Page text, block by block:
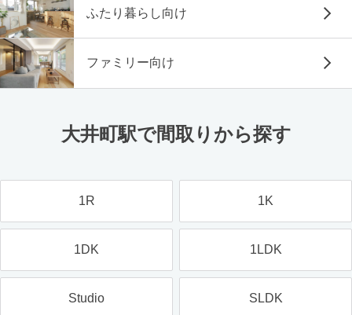
ふたり暮らし向け
ファミリー向け
大井町駅で間取りから探す
1R 1K
1DK 1LDK
Studio SLDK